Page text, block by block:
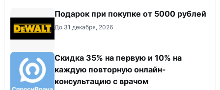
Подарок при покупке от 5000 рублей
До 31 декабря, 2026
Скидка 35% на первую и 10% на
каждую повторную онлайн-
консультацию с врачом